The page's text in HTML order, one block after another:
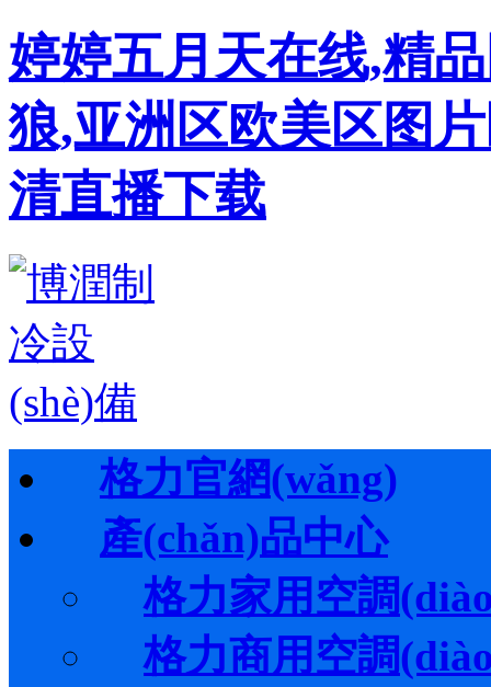
婷婷五月天在线,精
狼,亚洲区欧美区图
清直播下载
格力官網(wǎng)
產(chǎn)品中心
格力家用空調
格力商用空調